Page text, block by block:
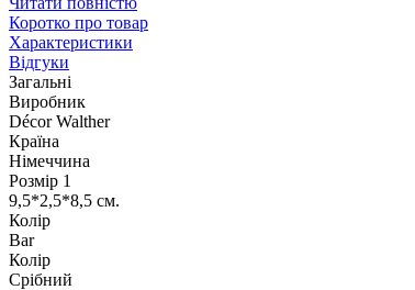
Коротко про товар
Характеристики
Відгуки
Загальні
Виробник
Décor Walther
Країна
Німеччина
Розмір 1
9,5*2,5*8,5 см.
Колір
Bar
Колір
Срібний